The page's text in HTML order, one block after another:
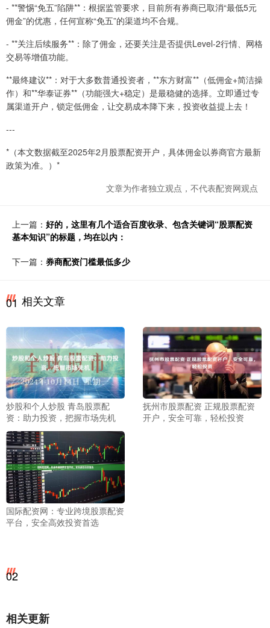
- **警惕“免五”陷阱**：根据监管要求，目前所有券商已取消“最低5元
佣金”的优惠，任何宣称“免五”的渠道均不合规。
- **关注后续服务**：除了佣金，还要关注是否提供Level-2行情、网格
交易等增值功能。
**最终建议**：对于大多数普通投资者，**东方财富**（低佣金+简洁操
作）和**华泰证券**（功能强大+稳定）是最稳健的选择。立即通过专
属渠道开户，锁定低佣金，让交易成本降下来，投资收益提上去！
---
*（本文数据截至2025年2月股票配资开户，具体佣金以券商官方最新
政策为准。）*
文章为作者独立观点，不代表配资网观点
上一篇： 好的，这里有几个适合百度收录、包含关键词“股票配资
基本知识”的标题，均在以内：
下一篇： 券商配资门槛最低多少
01 相关文章
炒股和个人炒股 青岛股票配
资：助力投资，把握市场先机
抚州市股票配资 正规股票配资
开户，安全可靠，轻松投资
国际配资网：专业跨境股票配资
平台，安全高效投资首选
02
相关更新